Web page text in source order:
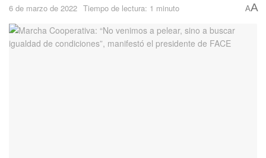
6 de marzo de 2022 Tiempo de lectura: 1 minuto AA